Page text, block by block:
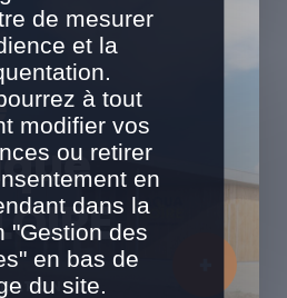
de mesurer
et la
à tout
modifier vos
ou retirer
en
dans la
"Gestion des
en bas de
du site.